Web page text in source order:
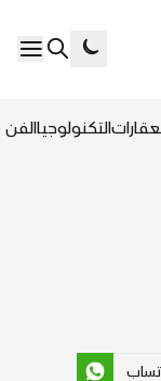
التكنولوجياالفن